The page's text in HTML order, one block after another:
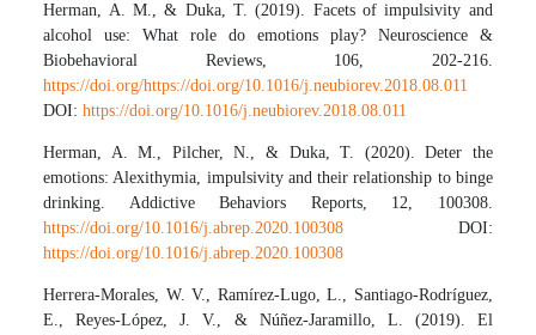
Herman, A. M., & Duka, T. (2019). Facets of impulsivity and
alcohol use: What role do emotions play? Neuroscience &
Biobehavioral Reviews, 106, 202-216.
https://doi.org/https://doi.org/10.1016/j.neubiorev.2018.08.011
DOI:https://doi.org/10.1016/j.neubiorev.2018.08.011
Herman, A. M., Pilcher, N., & Duka, T. (2020). Deter the
emotions: Alexithymia, impulsivity and their relationship to binge
drinking. Addictive Behaviors Reports, 12, 100308.
https://doi.org/10.1016/j.abrep.2020.100308 DOI:
https://doi.org/10.1016/j.abrep.2020.100308
Herrera-Morales, W. V., Ramírez-Lugo, L., Santiago-Rodríguez,
E., Reyes-López, J. V., & Núñez-Jaramillo, L. (2019). El